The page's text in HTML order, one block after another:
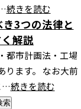
続きを読む
き3つの法律と
解説
都市計画法・工場
ります。 なお大前
…続きを読む